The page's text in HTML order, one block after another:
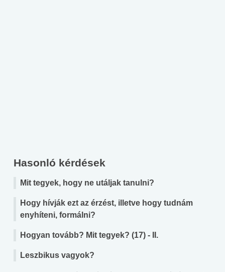
Hasonló kérdések
Mit tegyek, hogy ne utáljak tanulni?
Hogy hívják ezt az érzést, illetve hogy tudnám
enyhíteni, formálni?
Hogyan tovább? Mit tegyek? (17) - II.
Leszbikus vagyok?